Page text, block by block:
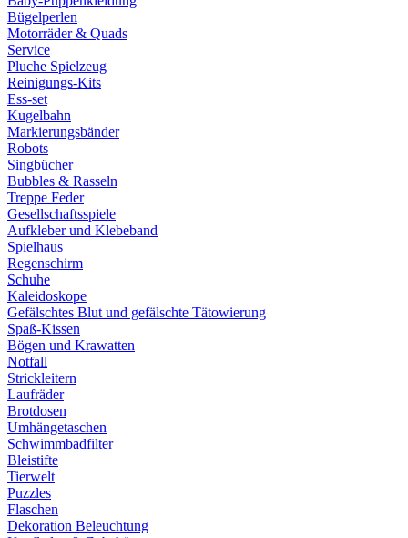
Bügelperlen
Motorräder & Quads
Service
Pluche Spielzeug
Reinigungs-Kits
Ess-set
Kugelbahn
Markierungsbänder
Robots
Singbücher
Bubbles & Rasseln
Treppe Feder
Gesellschaftsspiele
Aufkleber und Klebeband
Spielhaus
Regenschirm
Schuhe
Kaleidoskope
Gefälschtes Blut und gefälschte Tätowierung
Spaß-Kissen
Bögen und Krawatten
Notfall
Strickleitern
Laufräder
Brotdosen
Umhängetaschen
Schwimmbadfilter
Bleistifte
Tierwelt
Puzzles
Flaschen
Dekoration Beleuchtung